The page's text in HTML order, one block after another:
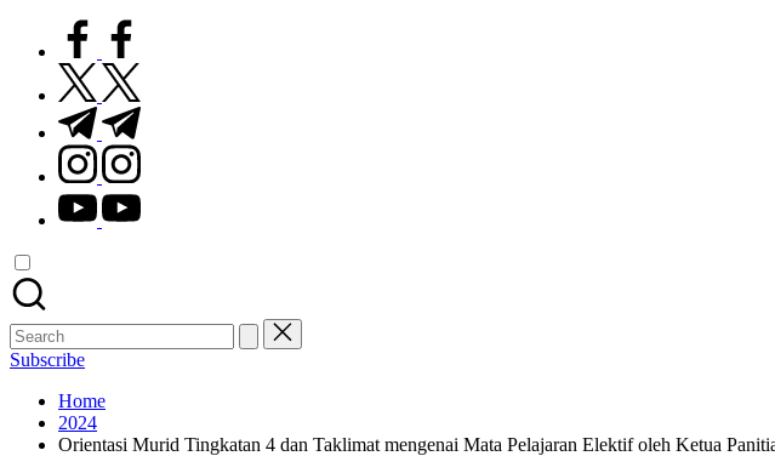
facebook.com
twitter.com
t.me
instagram.com
youtube.com
Search
for:
Subscribe
Home
2024
Orientasi Murid Tingkatan 4 dan Taklimat mengenai Mata Pelajaran Elektif oleh Ketua